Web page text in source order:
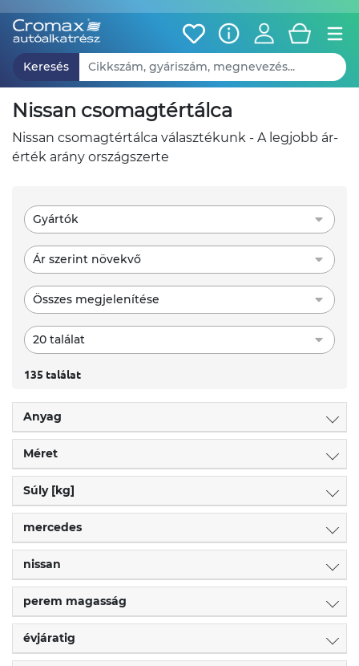
Keresés
nissan csomagtértálca
nissan csomagtértálca választékunk - A legjobb ár-
érték arány országszerte
Gyártók
Ár szerint növekvő
Összes megjelenítése
20 találat
135 találat
Anyag
Méret
Súly [kg]
mercedes
nissan
perem magasság
évjáratig